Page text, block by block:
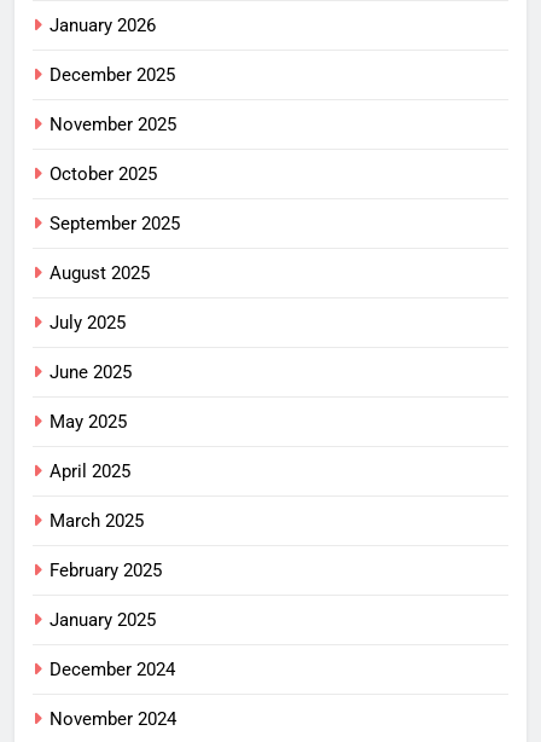
January 2026
December 2025
November 2025
October 2025
September 2025
August 2025
July 2025
June 2025
May 2025
April 2025
March 2025
February 2025
January 2025
December 2024
November 2024